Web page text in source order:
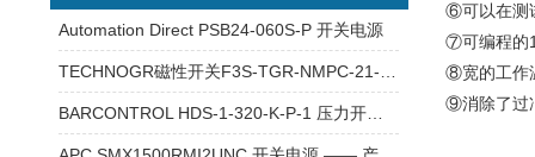
⑥可以在测
⑦可编程的
⑧宽的工作
⑨消除了过
Automation Direct PSB24-060S-P 开关电源